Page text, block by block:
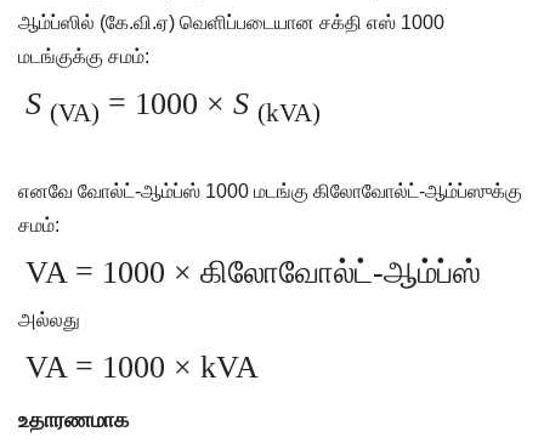
ஆம்ப்ஸில் (கே.வி.ஏ) வெளிப்படையான சக்தி எஸ் 1000
மடங்குக்கு சமம்:
S (VA) = 1000 × S (kVA)
எனவே வோல்ட்-ஆம்ப்ஸ் 1000 மடங்கு கிலோவோல்ட்-ஆம்ப்ஸுக்கு
சமம்:
VA = 1000 × கிலோவோல்ட்-ஆம்ப்ஸ்
அல்லது
VA = 1000 × kVA
உதாரணமாக